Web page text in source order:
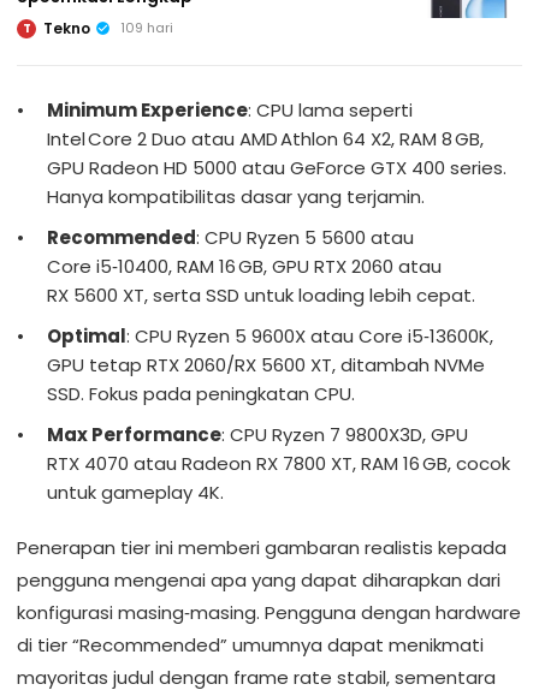
T Tekno 109 hari
Minimum Experience: CPU lama seperti
Intel Core 2 Duo atau AMD Athlon 64 X2, RAM 8 GB,
GPU Radeon HD 5000 atau GeForce GTX 400 series.
Hanya kompatibilitas dasar yang terjamin.
Recommended: CPU Ryzen 5 5600 atau
Core i5‑10400, RAM 16 GB, GPU RTX 2060 atau
RX 5600 XT, serta SSD untuk loading lebih cepat.
Optimal: CPU Ryzen 5 9600X atau Core i5‑13600K,
GPU tetap RTX 2060/RX 5600 XT, ditambah NVMe
SSD. Fokus pada peningkatan CPU.
Max Performance: CPU Ryzen 7 9800X3D, GPU
RTX 4070 atau Radeon RX 7800 XT, RAM 16 GB, cocok
untuk gameplay 4K.
Penerapan tier ini memberi gambaran realistis kepada
pengguna mengenai apa yang dapat diharapkan dari
konfigurasi masing‑masing. Pengguna dengan hardware
di tier “Recommended” umumnya dapat menikmati
mayoritas judul dengan frame rate stabil, sementara